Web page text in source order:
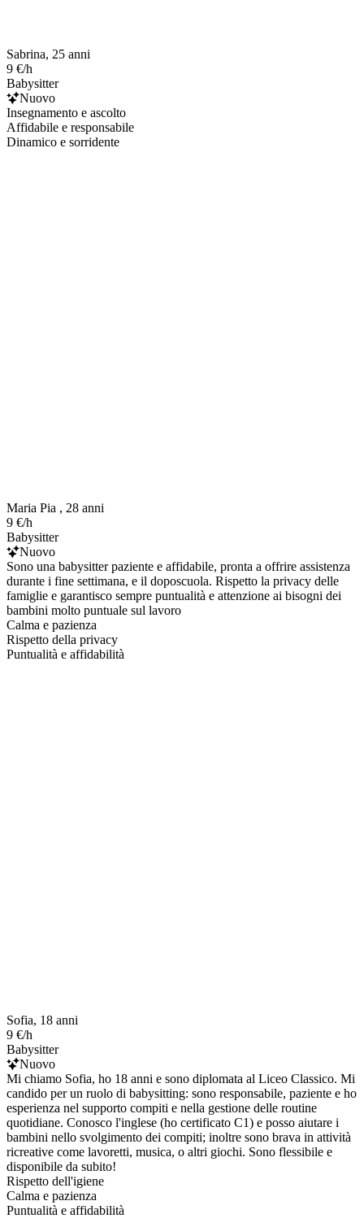
Sabrina, 25 anni
9 €/h
Babysitter
Nuovo
Insegnamento e ascolto
Affidabile e responsabile
Dinamico e sorridente
Maria Pia , 28 anni
9 €/h
Babysitter
Nuovo
Sono una babysitter paziente e affidabile, pronta a offrire assistenza
durante i fine settimana, e il doposcuola. Rispetto la privacy delle
famiglie e garantisco sempre puntualità e attenzione ai bisogni dei
bambini molto puntuale sul lavoro
Calma e pazienza
Rispetto della privacy
Puntualità e affidabilità
Sofia, 18 anni
9 €/h
Babysitter
Nuovo
Mi chiamo Sofia, ho 18 anni e sono diplomata al Liceo Classico. Mi
candido per un ruolo di babysitting: sono responsabile, paziente e ho
esperienza nel supporto compiti e nella gestione delle routine
quotidiane. Conosco l'inglese (ho certificato C1) e posso aiutare i
bambini nello svolgimento dei compiti; inoltre sono brava in attività
ricreative come lavoretti, musica, o altri giochi. Sono flessibile e
disponibile da subito!
Rispetto dell'igiene
Calma e pazienza
Puntualità e affidabilità